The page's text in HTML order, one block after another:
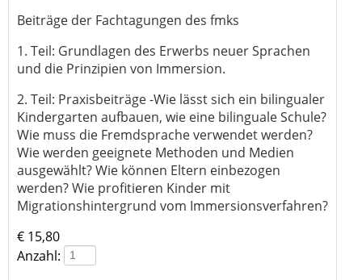
Beiträge der Fachtagungen des fmks
1. Teil: Grundlagen des Erwerbs neuer Sprachen
und die Prinzipien von Immersion.
2. Teil: Praxisbeiträge -Wie lässt sich ein bilingualer
Kindergarten aufbauen, wie eine bilinguale Schule?
Wie muss die Fremdsprache verwendet werden?
Wie werden geeignete Methoden und Medien
ausgewählt? Wie können Eltern einbezogen
werden? Wie profitieren Kinder mit
Migrationshintergrund vom Immersionsverfahren?
€ 15,80
Anzahl: